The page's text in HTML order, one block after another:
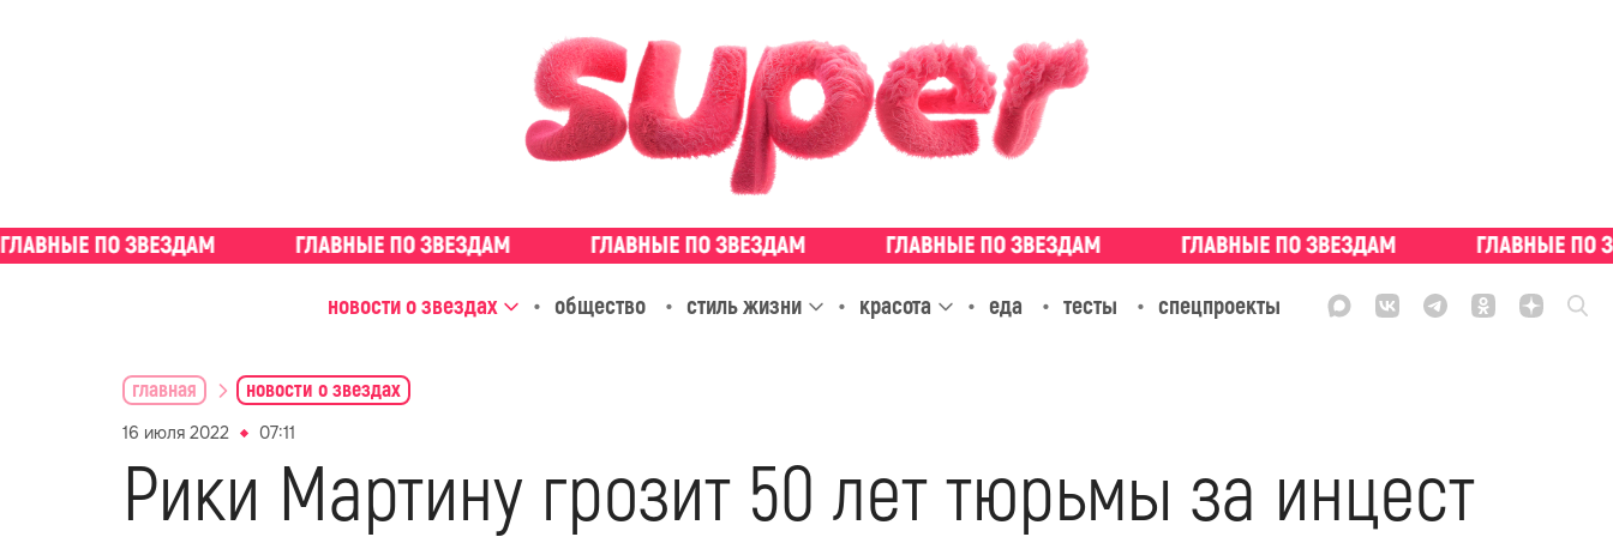
новости о звездах общество стиль жизни красота еда тесты спецпроекты
главная новости о звездах
16 июля 2022 07:11
Рики Мартину грозит 50 лет тюрьмы за инцест